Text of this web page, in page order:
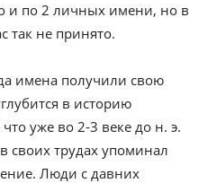
и по 2 личных имени, но в
так не принято.
имена получили свою
в историю
уже во 2-3 веке до н. э.
своих трудах упоминал
Люди с давних